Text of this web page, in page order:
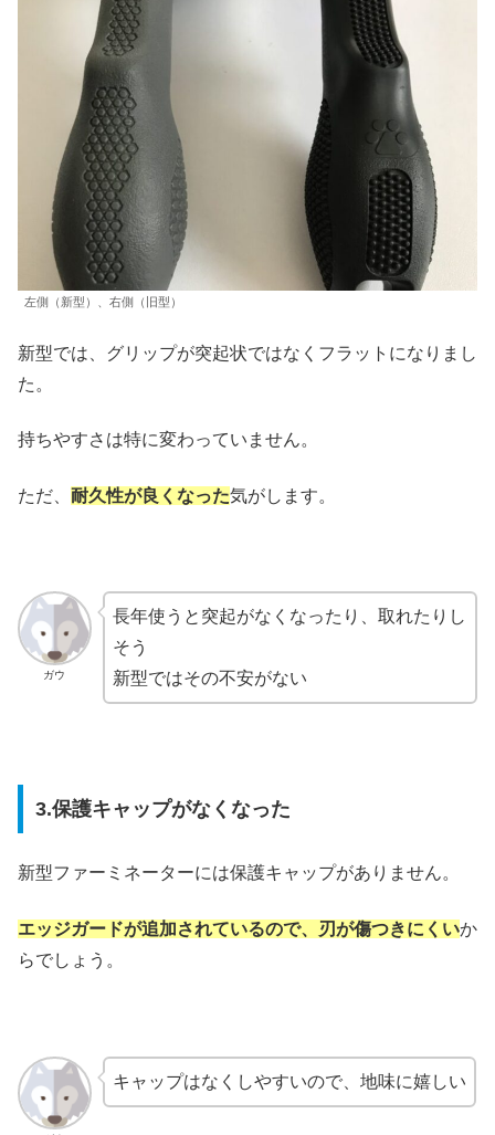
左側（新型）、右側（旧型）
新型では、グリップが突起状ではなくフラットになりまし
た。
持ちやすさは特に変わっていません。
ただ、 耐久性が良くなった気がします。
ガウ
長年使うと突起がなくなったり、取れたりし
そう
新型ではその不安がない
3.保護キャップがなくなった
新型ファーミネーターには保護キャップがありません。
エッジガードが追加されているので、刃が傷つきにくいか
らでしょう。
キャップはなくしやすいので、地味に嬉しい